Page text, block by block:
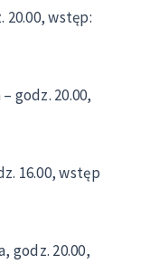
20.00, wstęp:
godz. 20.00,
16.00, wstęp
godz. 20.00,